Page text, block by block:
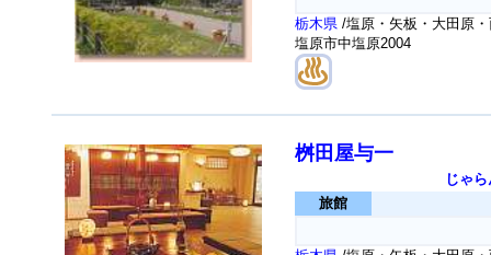
栃木県 /塩原・矢板・大田原
塩原市中塩原2004
桝田屋与一
じゃ
旅館